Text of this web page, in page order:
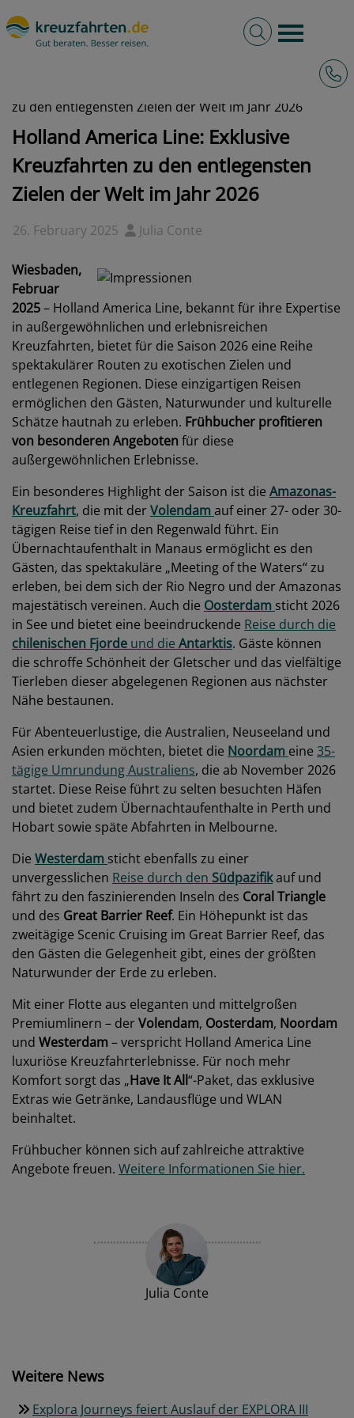
Burger
Volltextsuche
2025 - Holland America Line: Exklusive Kreuzfahrten
zu den entlegensten Zielen der Welt im Jahr 2026
Holland America Line: Exklusive
Kreuzfahrten zu den entlegensten
Zielen der Welt im Jahr 2026
26. February 2025 Julia Conte
Wiesbaden,
Februar
2025– Holland America Line, bekannt für ihre Expertise
in außergewöhnlichen und erlebnisreichen
Kreuzfahrten, bietet für die Saison 2026 eine Reihe
spektakulärer Routen zu exotischen Zielen und
entlegenen Regionen. Diese einzigartigen Reisen
ermöglichen den Gästen, Naturwunder und kulturelle
Schätze hautnah zu erleben. Frühbucher profitieren
von besonderen Angeboten für diese
außergewöhnlichen Erlebnisse.
Ein besonderes Highlight der Saison ist die Amazonas-
Kreuzfahrt, die mit derVolendam auf einer 27- oder 30-
tägigen Reise tief in den Regenwald führt. Ein
Übernachtaufenthalt in Manaus ermöglicht es den
Gästen, das spektakuläre „Meeting of the Waters“ zu
erleben, bei dem sich der Rio Negro und der Amazonas
majestätisch vereinen. Auch die Oosterdam sticht 2026
in See und bietet eine beeindruckende Reise durch die
chilenischen Fjorde und die Antarktis. Gäste können
die schroffe Schönheit der Gletscher und das vielfältige
Tierleben dieser abgelegenen Regionen aus nächster
Nähe bestaunen.
Für Abenteuerlustige, die Australien, Neuseeland und
Asien erkunden möchten, bietet die Noordam eine 35-
tägige Umrundung Australiens, die ab November 2026
startet. Diese Reise führt zu selten besuchten Häfen
und bietet zudem Übernachtaufenthalte in Perth und
Hobart sowie späte Abfahrten in Melbourne.
Die Westerdam sticht ebenfalls zu einer
unvergesslichen Reise durch den Südpazifikauf und
fährt zu den faszinierenden Inseln des Coral Triangle
und des Great Barrier Reef. Ein Höhepunkt ist das
zweitägige Scenic Cruising im Great Barrier Reef, das
den Gästen die Gelegenheit gibt, eines der größten
Naturwunder der Erde zu erleben.
Mit einer Flotte aus eleganten und mittelgroßen
Premiumlinern – derVolendam, Oosterdam, Noordam
und Westerdam – verspricht Holland America Line
luxuriöse Kreuzfahrterlebnisse. Für noch mehr
Komfort sorgt das „Have It All“-Paket, das exklusive
Extras wie Getränke, Landausflüge und WLAN
beinhaltet.
Frühbucher können sich auf zahlreiche attraktive
Angebote freuen. Weitere Informationen Sie hier.
Julia Conte
Weitere News
Explora Journeys feiert Auslauf der EXPLORA III